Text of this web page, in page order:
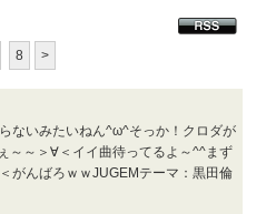
8 >
ないみたいねん^ω^そっか！クロダが
～～＞∀＜イイ曲待ってるよ～^^まず
がんばろｗｗJUGEMテーマ：黒田倫